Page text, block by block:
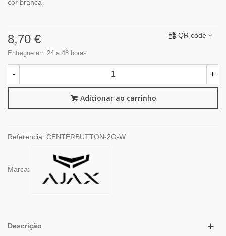
cor branca
8,70 €
Entregue em 24 a 48 horas
QR code
- +
Adicionar ao carrinho
Referencia: CENTERBUTTON-2G-W
Marca:
Descrição